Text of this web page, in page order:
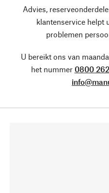
Advies,
klantenservice helpt
problemen
U bereikt ons van
het nummer 0800